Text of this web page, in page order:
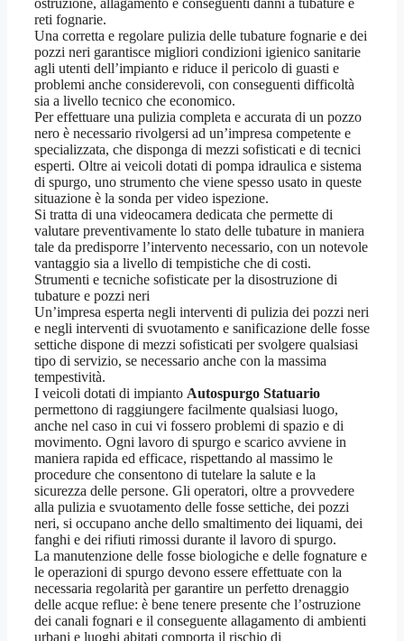
ostruzione, allagamento e conseguenti danni a tubature e
reti fognarie.
Una corretta e regolare pulizia delle tubature fognarie e dei
pozzi neri garantisce migliori condizioni igienico sanitarie
agli utenti dell’impianto e riduce il pericolo di guasti e
problemi anche considerevoli, con conseguenti difficoltà
sia a livello tecnico che economico.
Per effettuare una pulizia completa e accurata di un pozzo
nero è necessario rivolgersi ad un’impresa competente e
specializzata, che disponga di mezzi sofisticati e di tecnici
esperti. Oltre ai veicoli dotati di pompa idraulica e sistema
di spurgo, uno strumento che viene spesso usato in queste
situazione è la sonda per video ispezione.
Si tratta di una videocamera dedicata che permette di
valutare preventivamente lo stato delle tubature in maniera
tale da predisporre l’intervento necessario, con un notevole
vantaggio sia a livello di tempistiche che di costi.
Strumenti e tecniche sofisticate per la disostruzione di
tubature e pozzi neri
Un’impresa esperta negli interventi di pulizia dei pozzi neri
e negli interventi di svuotamento e sanificazione delle fosse
settiche dispone di mezzi sofisticati per svolgere qualsiasi
tipo di servizio, se necessario anche con la massima
tempestività.
I veicoli dotati di impianto Autospurgo Statuario
permettono di raggiungere facilmente qualsiasi luogo,
anche nel caso in cui vi fossero problemi di spazio e di
movimento. Ogni lavoro di spurgo e scarico avviene in
maniera rapida ed efficace, rispettando al massimo le
procedure che consentono di tutelare la salute e la
sicurezza delle persone. Gli operatori, oltre a provvedere
alla pulizia e svuotamento delle fosse settiche, dei pozzi
neri, si occupano anche dello smaltimento dei liquami, dei
fanghi e dei rifiuti rimossi durante il lavoro di spurgo.
La manutenzione delle fosse biologiche e delle fognature e
le operazioni di spurgo devono essere effettuate con la
necessaria regolarità per garantire un perfetto drenaggio
delle acque reflue: è bene tenere presente che l’ostruzione
dei canali fognari e il conseguente allagamento di ambienti
urbani e luoghi abitati comporta il rischio di